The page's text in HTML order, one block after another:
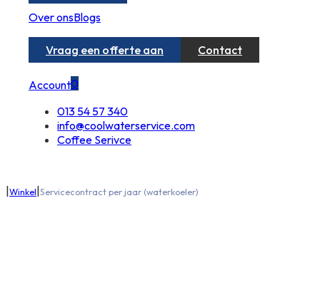
Over onsBlogs
Vraag een offerte aan Contact
Account0
013 54 57 340
info@coolwaterservice.com
Coffee Serivce
|Winkel|Servicecontract per jaar (waterkoeler)